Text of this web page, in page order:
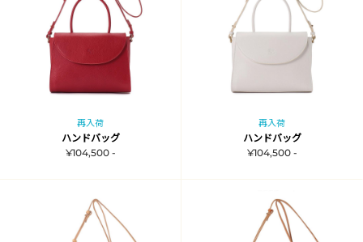
再入荷
ハンドバッグ
¥104,500 -
再入荷
ハンドバッグ
¥104,500 -